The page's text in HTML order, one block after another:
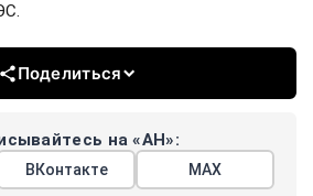
Поделиться
на «АН»:
ВКонтакте МАХ